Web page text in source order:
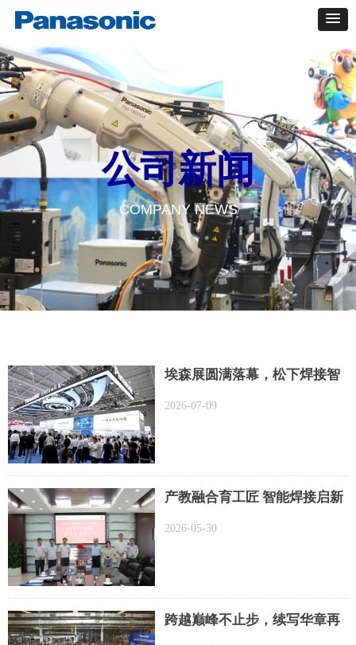
公司新闻
COMPANY NEWS
埃森展圆满落幕，松下焊接智
2026-07-09
产教融合育工匠 智能焊接启新
举行智能焊接产业学院签约暨
2026-05-30
跨越巅峰不止步，续写华章再